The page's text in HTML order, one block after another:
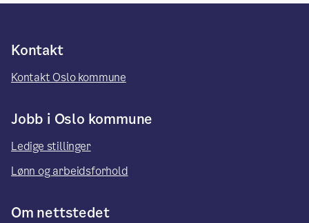
Kontakt
Kontakt Oslo kommune
Jobb i Oslo kommune
Ledige stillinger
Lønn og arbeidsforhold
Om nettstedet